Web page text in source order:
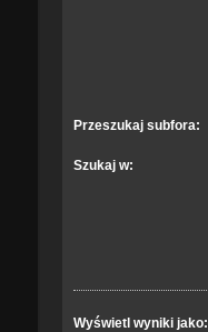
Przeszukaj subfora:
Szukaj w:
Wyświetl wyniki jako: